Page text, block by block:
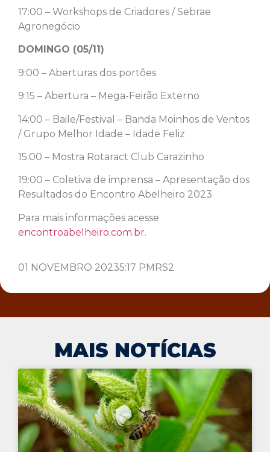
17:00 – Workshops de Criadores / Sebrae
Agronegócio
DOMINGO (05/11)
9:00 – Aberturas dos portões
9:15 – Abertura – Mega-Feirão Externo
14:00 – Baile/Festival – Banda Moinhos de Ventos
/ Grupo Melhor Idade – Idade Feliz
15:00 – Mostra Rotaract Club Carazinho
19:00 – Coletiva de imprensa – Apresentação dos
Resultados do Encontro Abelheiro 2023
Para mais informações acesse
encontroabelheiro.com.br.
01 NOVEMBRO 20235:17 PM RS2
MAIS NOTÍCIAS